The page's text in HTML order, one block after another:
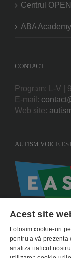
Centrul OPEN
ABA Academy
CONTACT
Program: L-V |
E-mail:
Web site:
AUTISM VOICE
Acest site
Folosim cookie-uri
pentru a vă prezenta
analiza traficul